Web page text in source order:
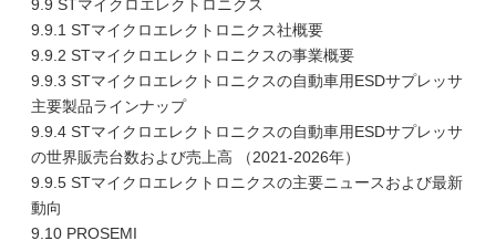
9.9 STマイクロエレクトロニクス
9.9.1 STマイクロエレクトロニクス社概要
9.9.2 STマイクロエレクトロニクスの事業概要
9.9.3 STマイクロエレクトロニクスの自動車用ESDサプレッサ
主要製品ラインナップ
9.9.4 STマイクロエレクトロニクスの自動車用ESDサプレッサ
の世界販売台数および売上高 （2021-2026年）
9.9.5 STマイクロエレクトロニクスの主要ニュースおよび最新
動向
9.10 PROSEMI